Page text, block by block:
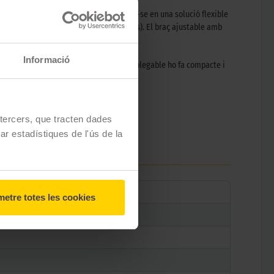
Informació
que tracten dades
estadístiques de l'ús de la
totes les cookies
adaptadors addicionals, convertint-se en una solució flexible
incloent-hi models elèctrics (e-bikes). El braç ajustable amb
de muntanya.
més, la seva estructura totalment plegable ho fa compacte i
bicicletes sense complicacions.